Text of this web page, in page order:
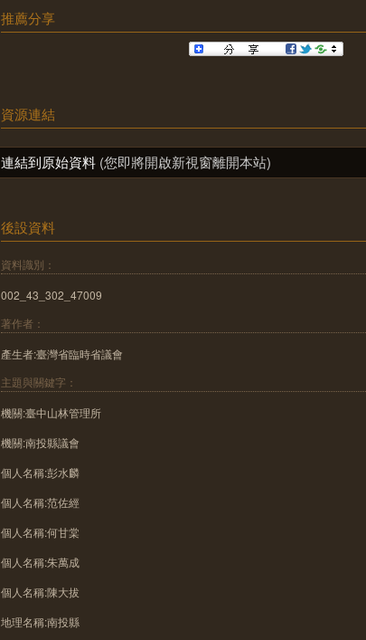
推薦分享
資源連結
連結到原始資料 (您即將開啟新視窗離開本站)
後設資料
資料識別：
002_43_302_47009
著作者：
產生者:臺灣省臨時省議會
主題與關鍵字：
機關:臺中山林管理所
機關:南投縣議會
個人名稱:彭水麟
個人名稱:范佐經
個人名稱:何甘棠
個人名稱:朱萬成
個人名稱:陳大拔
地理名稱:南投縣